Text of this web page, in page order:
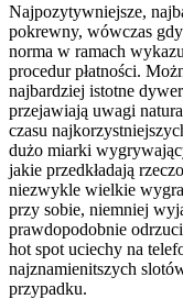
Najpozytywniejsze,
pokrewny, wówczas
norma w ramach
procedur płatności.
najbardziej istotne
przejawiają uwagi
czasu
dużo miarki
jakie przedkładają
niezwykle wielkie
przy sobie, niemniej
prawdopodobnie
hot spot uciechy na
najznamienitszych
przypadku.